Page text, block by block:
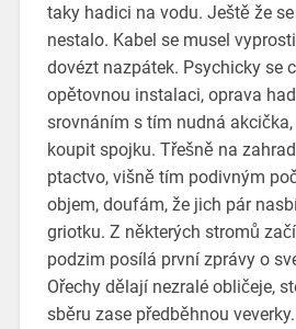
taky hadici na vodu. Ještě že
nestalo. Kabel se musel
dovézt nazpátek. Psychicky se
opětovnou instalaci, oprava
srovnáním s tím nudná
koupit spojku. Třešně na
ptactvo, višně tím podivným
objem, doufám, že jich pár
griotku. Z některých stromů
podzim posílá první zprávy o
Ořechy dělají nezralé obličeje,
sběru zase předběhnou